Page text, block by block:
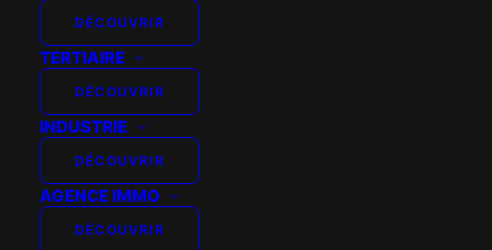
DÉCOUVRIR
TERTIAIRE
DÉCOUVRIR
INDUSTRIE
DÉCOUVRIR
AGENCE IMMO
DÉCOUVRIR